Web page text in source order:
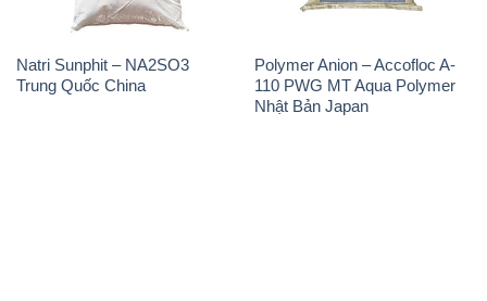
Natri Sunphit – NA2SO3
Trung Quốc China
Polymer Anion – Accofloc A-
110 PWG MT Aqua Polymer
Nhật Bản Japan